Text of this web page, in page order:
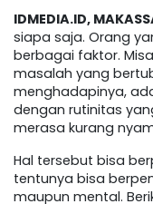
IDMEDIA.ID,
siapa saja. Orang
berbagai faktor.
masalah yang
menghadapinya,
dengan rutinitas
merasa kurang
Hal tersebut bisa
tentunya bisa
maupun mental.